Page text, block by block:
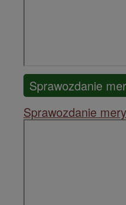
Sprawozdanie
Sprawozdanie